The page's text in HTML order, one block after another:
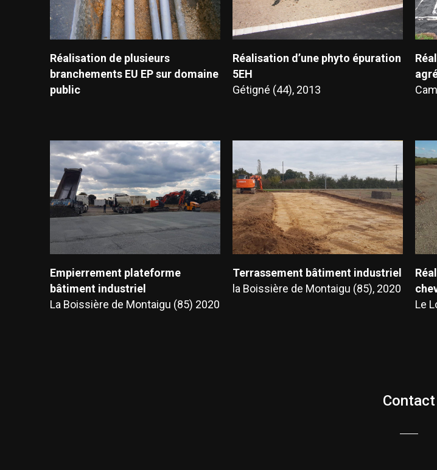
Réalisation de plusieurs
branchements EU EP sur domaine
public
Réalisation d’une phyto épuration
5EH
Gétigné (44), 2013
Empierrement plateforme
bâtiment industriel
La Boissière de Montaigu (85) 2020
Terrassement bâtiment industriel
la Boissière de Montaigu (85), 2020
Le
Contact